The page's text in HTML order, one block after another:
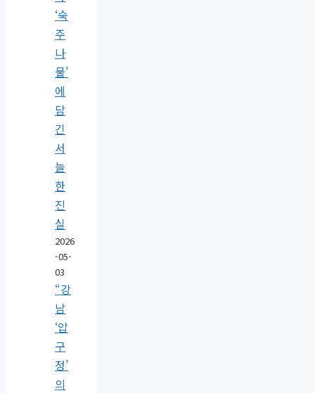
‘숙
주
나
물’
에
담
긴
서
늘
한
진
실
2026
-05-
03
“강
남
‘압
구
정’
의